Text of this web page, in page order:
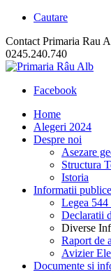
Cautare
Contact Primaria Rau
0245.240.740
Facebook
Home
Alegeri 2024
Despre noi
Asezare
Structura
Istoria
Informatii publice
Legea
Declaratii
Diverse
Raport de
Avizier
Documente si